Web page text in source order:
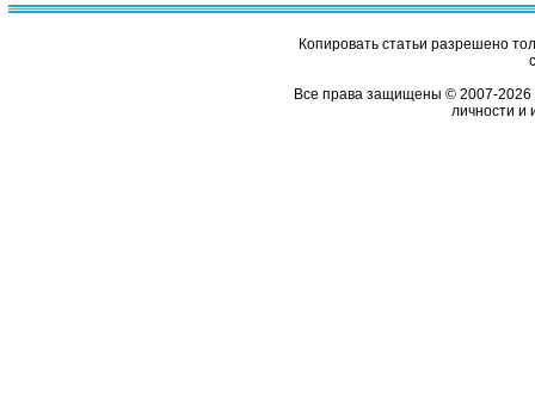
Копировать статьи разрешено
Все права защищены © 2007-2026
личности и